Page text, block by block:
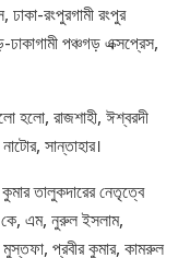
ঢাকা-রংপুরগামী রংপুর
পঞ্চগড় এক্সপ্রেস,
হলো, রাজশাহী, ঈশ্বরদী
সান্তাহার।
তালুকদারের নেতৃত্বে
কে, এম, নুরুল ইসলাম,
মুস্তফা, প্রবীর কুমার, কামরুল